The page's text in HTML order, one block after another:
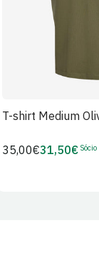
T-shirt Medium
Preço
35,00€Preço
31,50€ Sócio